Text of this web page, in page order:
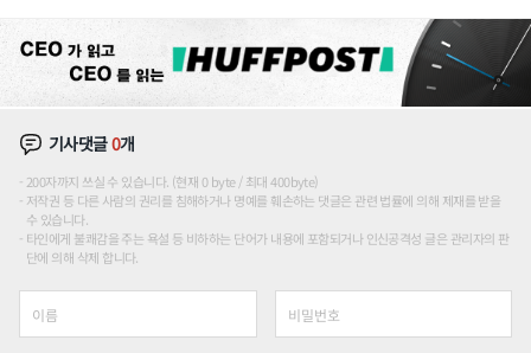
기사댓글0개
200자까지 쓰실 수 있습니다. (현재 0 byte / 최대 400byte)
저작권 등 다른 사람의 권리를 침해하거나 명예를 훼손하는 댓글은 관련 법률에 의해 제재를 받을
수 있습니다.
타인에게 불쾌감을 주는 욕설 등 비하하는 단어가 내용에 포함되거나 인신공격성 글은 관리자의 판
단에 의해 삭제 합니다.